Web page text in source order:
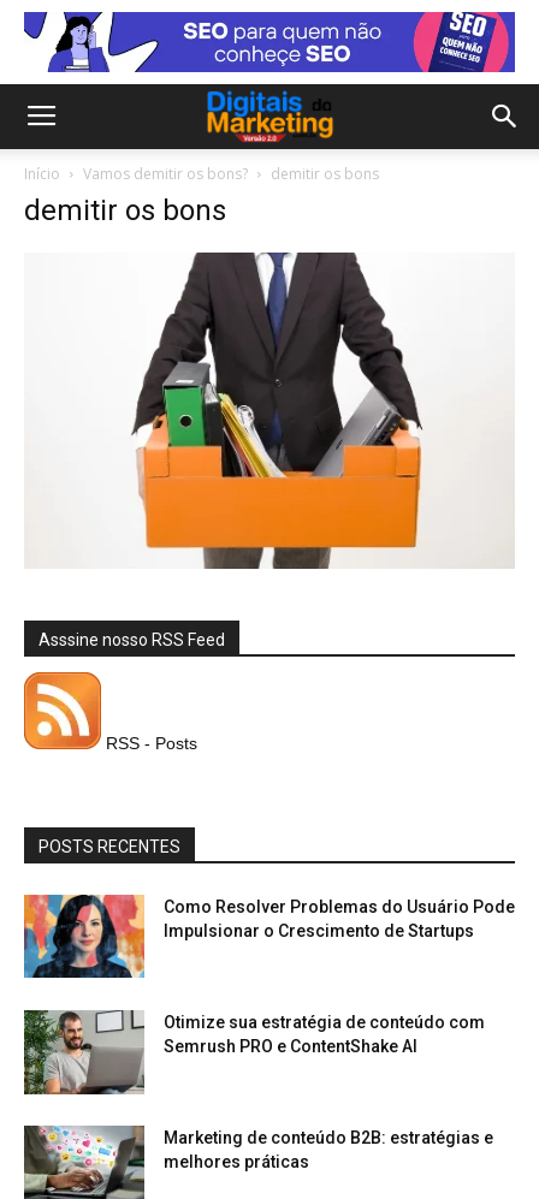
Início Vamos demitir os bons? demitir os bons
demitir os bons
Asssine nosso RSS Feed
RSS - Posts
POSTS RECENTES
Como Resolver Problemas do Usuário Pode
Impulsionar o Crescimento de Startups
Otimize sua estratégia de conteúdo com
Semrush PRO e ContentShake AI
Marketing de conteúdo B2B: estratégias e
melhores práticas